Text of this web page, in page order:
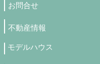
お問合せ
不動産情報
モデルハウス